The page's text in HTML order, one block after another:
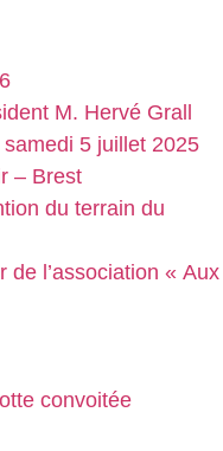
M. Hervé Grall
5 juillet 2025
– Brest
du terrain du
de l’association « Aux
convoitée